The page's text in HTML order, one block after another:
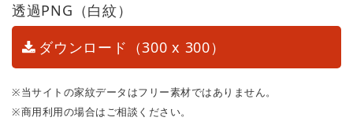
透過PNG（白紋）
ダウンロード（300 x 300）
※当サイトの家紋データはフリー素材ではありません。
※商用利用の場合はご相談ください。